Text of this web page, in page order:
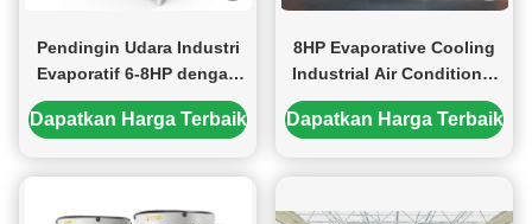
Pendingin Udara Industri
Evaporatif 6-8HP dengan
Penghematan Energi 30-
50%, Aliran Udara Panjang
Kerumitan Pemasangan
Dapatkan Harga Terbaik
8HP Evaporative Cooling
Industrial Air Conditioner
untuk Laboratorium
Gudang Lokakarya Udara
Dapatkan Harga Terbaik